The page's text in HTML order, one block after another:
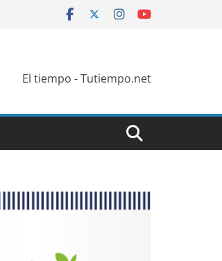
El tiempo - Tutiempo.net